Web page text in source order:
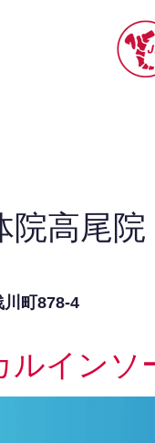
院高尾院
町878-4
ルインソ